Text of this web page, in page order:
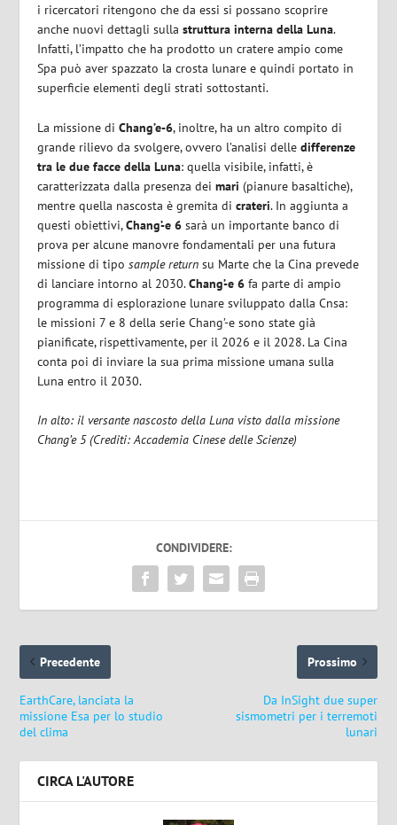
i ricercatori ritengono che da essi si possano scoprire
anche nuovi dettagli sullastruttura interna della Luna.
Infatti, l’impatto che ha prodotto un cratere ampio come
Spa può aver spazzato la crosta lunare e quindi portato in
superficie elementi degli strati sottostanti.
La missione diChang’e-6, inoltre, ha un altro compito di
grande rilievo da svolgere, ovvero l’analisi delledifferenze
tra le due facce della Luna: quella visibile, infatti, è
caratterizzata dalla presenza deimari (pianure basaltiche),
mentre quella nascosta è gremita di crateri. In aggiunta a
questi obiettivi,Chang’-e 6 sarà un importante banco di
prova per alcune manovre fondamentali per una futura
missione di tipo sample return su Marte che la Cina prevede
di lanciare intorno al 2030.Chang’-e 6 fa parte di ampio
programma di esplorazione lunare sviluppato dalla Cnsa:
le missioni 7 e 8 della serie Chang’-e sono state già
pianificate, rispettivamente, per il 2026 e il 2028. La Cina
conta poi di inviare la sua prima missione umana sulla
Luna entro il 2030.
In alto: il versante nascosto della Luna visto dalla missione
Chang’e 5 (Crediti: Accademia Cinese delle Scienze)
CONDIVIDERE:
Precedente
EarthCare, lanciata la
missione Esa per lo studio
del clima
Prossimo
Da InSight due super
sismometri per i terremoti
lunari
CIRCA L'AUTORE